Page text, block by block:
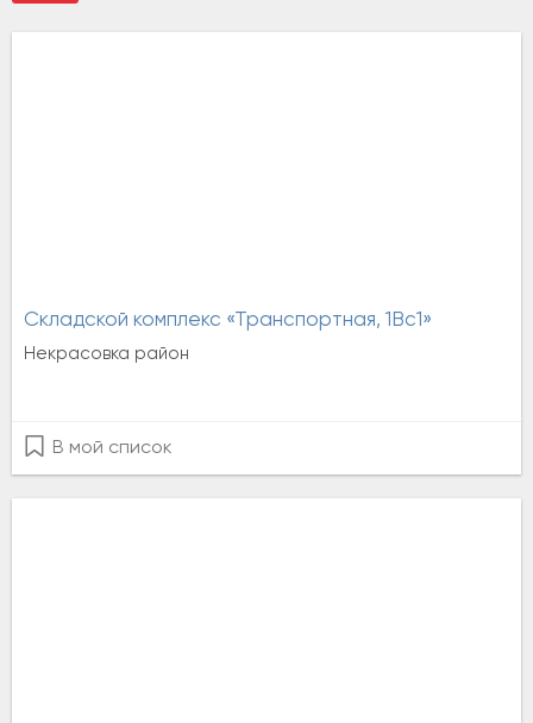
Складской комплекс «Транспортная, 1Вс1»
Некрасовка район
В мой список